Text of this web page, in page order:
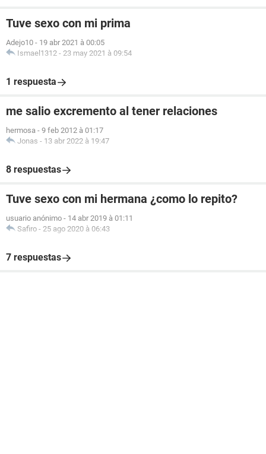
Tuve sexo con mi prima
Adejo10 - 19 abr 2021 à 00:05
Ismael1312 - 23 may 2021 à 09:54
1 respuesta
me salio excremento al tener relaciones
hermosa - 9 feb 2012 à 01:17
Jonas - 13 abr 2022 à 19:47
8 respuestas
Tuve sexo con mi hermana ¿como lo repito?
usuario anónimo - 14 abr 2019 à 01:11
Safiro - 25 ago 2020 à 06:43
7 respuestas